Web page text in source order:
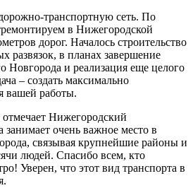
транспортную сеть. По
в Нижегородской
дорог. Началось строительство
развязок, в планах завершение
и реализация еще целого
– создать максимально
вашей работы.
Нижегородский
очень важное место в
связывая крупнейшие районы и
людей. Спасибо всем, кто
Уверен, что этот вид транспорта в